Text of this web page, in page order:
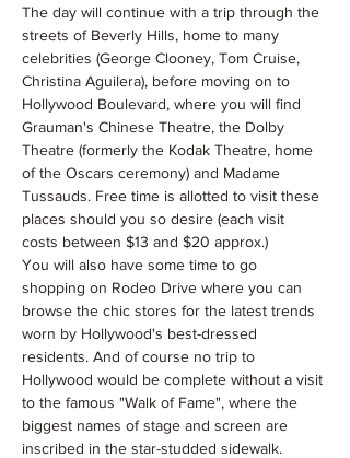
The day will continue with a trip through the
streets of Beverly Hills, home to many
celebrities (George Clooney, Tom Cruise,
Christina Aguilera), before moving on to
Hollywood Boulevard, where you will find
Grauman's Chinese Theatre, the Dolby
Theatre (formerly the Kodak Theatre, home
of the Oscars ceremony) and Madame
Tussauds. Free time is allotted to visit these
places should you so desire (each visit
costs between $13 and $20 approx.)
You will also have some time to go
shopping on Rodeo Drive where you can
browse the chic stores for the latest trends
worn by Hollywood's best-dressed
residents. And of course no trip to
Hollywood would be complete without a visit
to the famous "Walk of Fame", where the
biggest names of stage and screen are
inscribed in the star-studded sidewalk.